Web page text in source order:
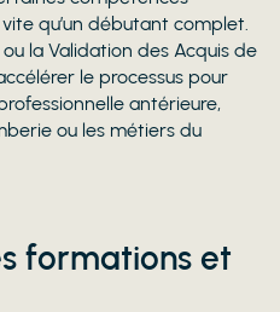
qu’un débutant complet.
la Validation des Acquis de
le processus pour
antérieure,
ou les métiers du
formations et